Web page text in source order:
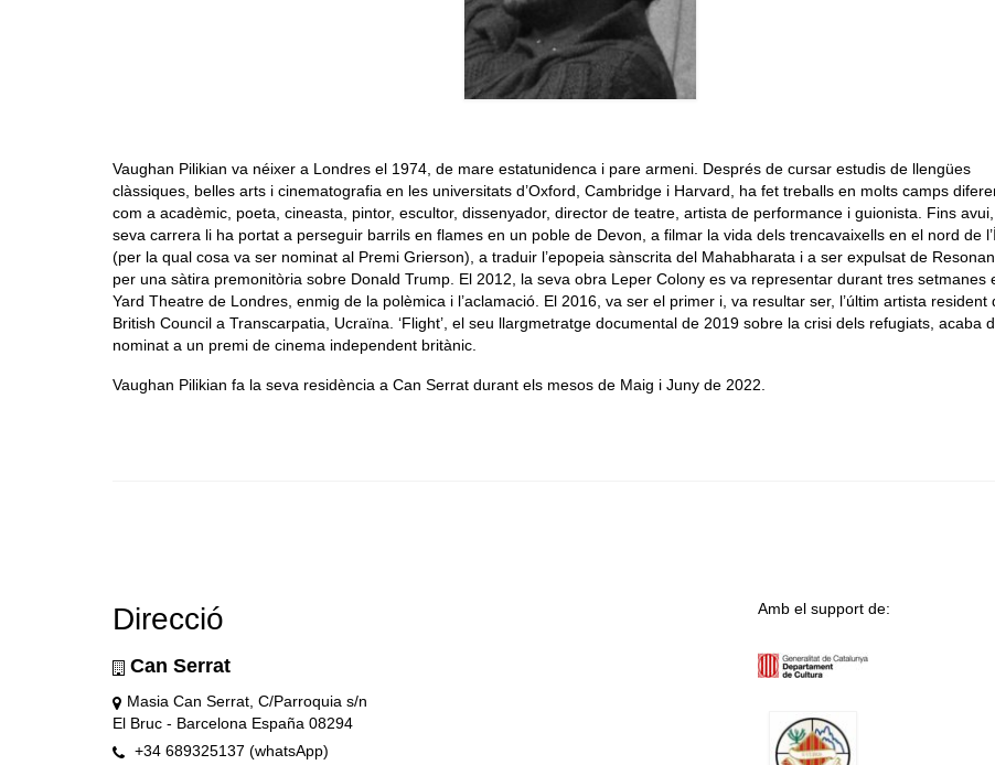
Vaughan Pilikian va néixer a Londres el 1974, de mare estatunidenca i pare armeni. Després de cursar estudis de llengües
clàssiques, belles arts i cinematografia en les universitats d’Oxford, Cambridge i Harvard, ha fet treballs en molts camps
com a acadèmic, poeta, cineasta, pintor, escultor, dissenyador, director de teatre, artista de performance i guionista. Fins
seva carrera li ha portat a perseguir barrils en flames en un poble de Devon, a filmar la vida dels trencavaixells en el nord de
(per la qual cosa va ser nominat al Premi Grierson), a traduir l’epopeia sànscrita del Mahabharata i a ser expulsat de
per una sàtira premonitòria sobre Donald Trump. El 2012, la seva obra Leper Colony es va representar durant tres setmanes
Yard Theatre de Londres, enmig de la polèmica i l’aclamació. El 2016, va ser el primer i, va resultar ser, l’últim artista resident
British Council a Transcarpatia, Ucraïna. ‘Flight’, el seu llargmetratge documental de 2019 sobre la crisi dels refugiats, acaba
nominat a un premi de cinema independent britànic.
Vaughan Pilikian fa la seva residència a Can Serrat durant els mesos de Maig i Juny de 2022.
Direcció
Can Serrat
Masia Can Serrat, C/Parroquia s/n
El Bruc - Barcelona España 08294
+34 689325137 (whatsApp)
Amb el support de: